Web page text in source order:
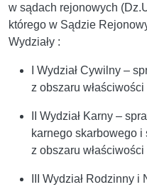
w sądach rejonowych
którego w Sądzie
Wydziały :
I Wydział Cywilny –
z obszaru
II Wydział Karny –
karnego skarbowego
z obszaru
III Wydział Rodzinny